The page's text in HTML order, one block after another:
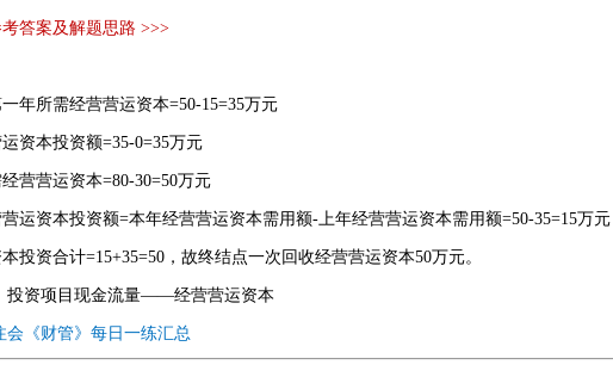
答案及解题思路 >>>
一年所需经营营运资本=50-15=35万元
资本投资额=35-0=35万元
营营运资本=80-30=50万元
运资本投资额=本年经营营运资本需用额-上年经营营运资本需用额=50-35=15万元
投资合计=15+35=50，故终结点一次回收经营营运资本50万元。
投资项目现金流量——经营营运资本
会《财管》每日一练汇总